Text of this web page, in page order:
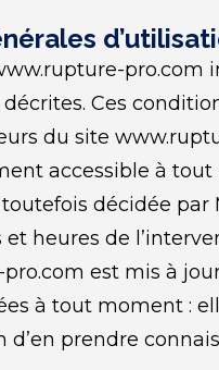
Ces
du site
accessible à
décidée par
heures de
est mis à
à tout moment :
prendre